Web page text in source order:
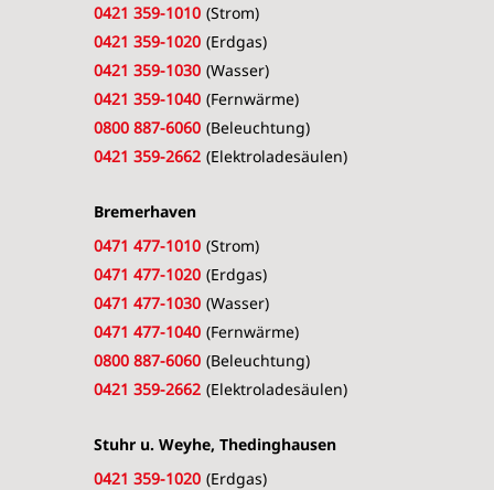
0421 359-1010 (Strom)
0421 359-1020 (Erdgas)
0421 359-1030 (Wasser)
0421 359-1040 (Fernwärme)
0800 887-6060 (Beleuchtung)
0421 359-2662 (Elektroladesäulen)
Bremerhaven
0471 477-1010 (Strom)
0471 477-1020 (Erdgas)
0471 477-1030 (Wasser)
0471 477-1040 (Fernwärme)
0800 887-6060 (Beleuchtung)
0421 359-2662 (Elektroladesäulen)
Stuhr u. Weyhe, Thedinghausen
0421 359-1020 (Erdgas)